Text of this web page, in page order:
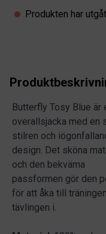
Product information
Produkten har
Butterfly Tosy Blue är
overallsjacka med en
stilren och
design. Det sköna
och den bekväma
passformen gör den
för att åka till
tävlingen i.